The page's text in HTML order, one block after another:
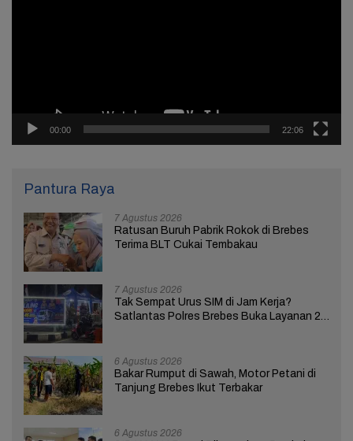
00:00 22:06
Pantura Raya
7 Agustus 2026
Ratusan Buruh Pabrik Rokok di Brebes
Terima BLT Cukai Tembakau
7 Agustus 2026
Tak Sempat Urus SIM di Jam Kerja?
Satlantas Polres Brebes Buka Layanan 24
6 Agustus 2026
Bakar Rumput di Sawah, Motor Petani di
Tanjung Brebes Ikut Terbakar
6 Agustus 2026